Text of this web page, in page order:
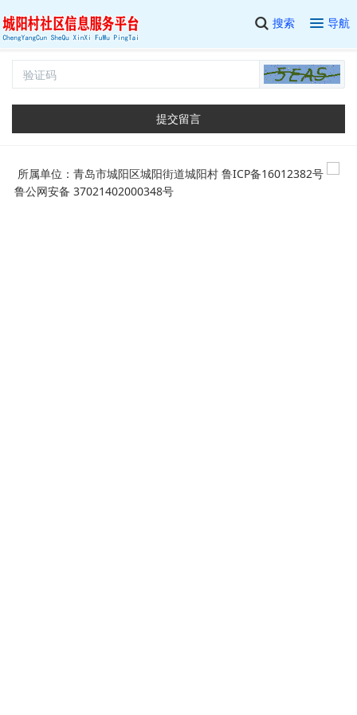
搜索 导航
提交留言
所属单位：青岛市城阳区城阳街道城阳村 鲁ICP备16012382号
鲁公网安备 37021402000348号